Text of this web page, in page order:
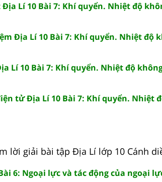
Lí 10 Bài 7: Khí quyển. Nhiệt độ
Địa Lí 10 Bài 7: Khí quyển. Nhiệt độ
Lí 10 Bài 7: Khí quyển. Nhiệt độ
tử Địa Lí 10 Bài 7: Khí quyển. Nhiệt
lời giải bài tập Địa Lí lớp 10 Cánh
6: Ngoại lực và tác động của ngoại